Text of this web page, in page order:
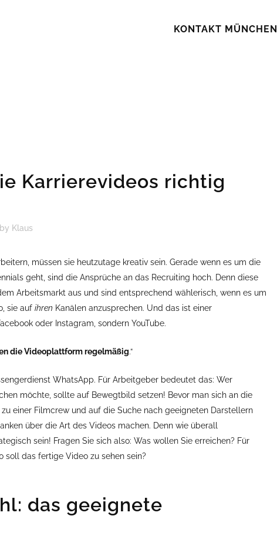
KONTAKT MÜNCHEN
Karrierevideos richtig
by Klaus
müssen sie heutzutage kreativ sein. Gerade wenn es um die
geht, sind die Ansprüche an das Recruiting hoch. Denn diese
Arbeitsmarkt aus und sind entsprechend wählerisch, wenn es um
sie auf ihren Kanälen anzusprechen. Und das ist einer
oder Instagram, sondern YouTube.
die Videoplattform regelmäßig.“
WhatsApp. Für Arbeitgeber bedeutet das: Wer
möchte, sollte auf Bewegtbild setzen! Bevor man sich an die
einer Filmcrew und auf die Suche nach geeigneten Darstellern
über die Art des Videos machen. Denn wie überall
sein! Fragen Sie sich also: Was wollen Sie erreichen? Für
soll das fertige Video zu sehen sein?
das geeignete